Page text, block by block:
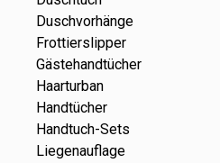
Duschvorhänge
Frottierslipper
Gästehandtücher
Haarturban
Handtücher
Handtuch-Sets
Liegenauflage